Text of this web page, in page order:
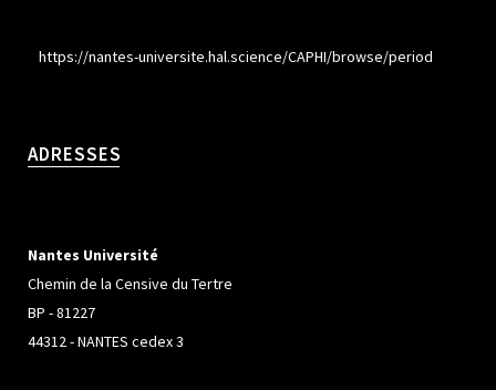
https://nantes-universite.hal.science/CAPHI/browse/period
ADRESSES
Nantes Université
Chemin de la Censive du Tertre
BP - 81227
44312 - NANTES cedex 3